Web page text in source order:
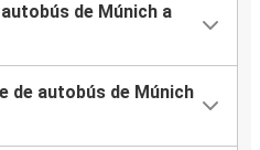
de Múnich a
de autobús de Múnich